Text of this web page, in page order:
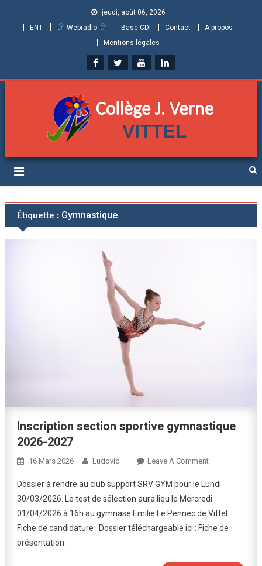
jeudi, août 06, 2026
ENT
Webradio Base CDI Contact
A propos
Mentions légales
Collège Jules Verne de
Vittel (Vosges)
Étiquette : Gymnastique
Inscription section sportive gymnastique
2026-2027
16 Mars 2026 Ludovic Leave A CommentOn
Section
Sportive
Gymnastique
2026-
Dossier à rendre au club support SRV GYM pour le Lundi
30/03/2026. Le test de sélection aura lieu le Mercredi
01/04/2026 à 16h au gymnase Emilie Le Pennec de Vittel.
Fiche de candidature : Dossier téléchargeable ici : Fiche de
présentation :